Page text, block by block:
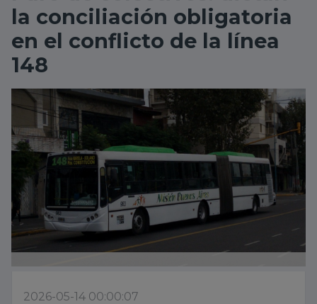
la conciliación obligatoria
en el conflicto de la línea
148
2026-05-14 00:00:07